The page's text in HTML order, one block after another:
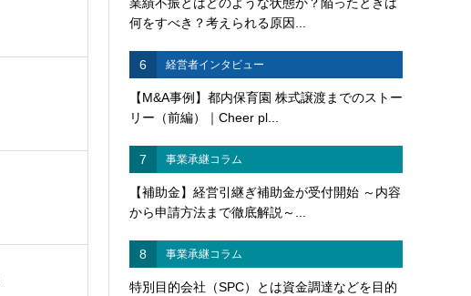
業績不振とはどのような状態か？陥ったときは
何をすべき？考えられる原因...
6 経営者インタビュー
【M&A事例】都内保育園 株式譲渡までのストー
リー（前編）｜Cheer pl...
7 事業承継コラム
【補助金】経営引継ぎ補助金が受付開始 ～内容
から申請方法まで徹底解説～...
8 事業承継コラム
特別目的会社（SPC）とは資金調達などを目的